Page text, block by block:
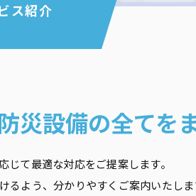
ス紹介
災設備の全てを
て最適な対応をご提案します。
よう、分かりやすくご案内いたしま